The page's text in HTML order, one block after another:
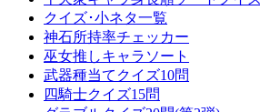
クイズ･小ネタ一覧
神石所持率チェッカー
巫女推しキャラソート
武器種当てクイズ10問
四騎士クイズ15問